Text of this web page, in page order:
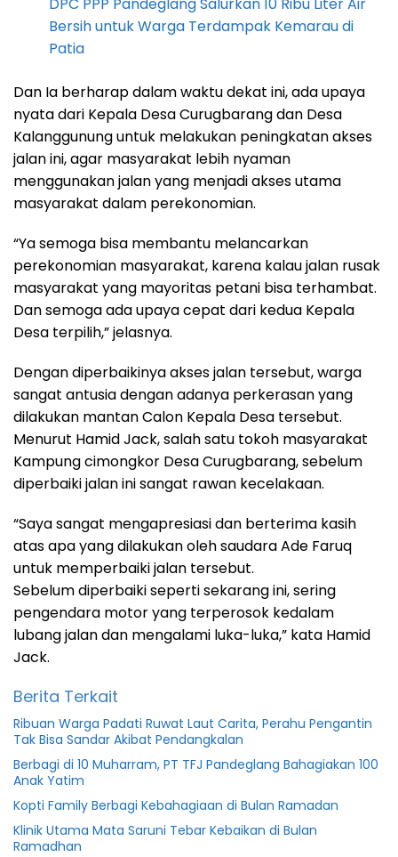
Bersih untuk Warga Terdampak Kemarau di
Patia
Dan Ia berharap dalam waktu dekat ini, ada upaya
nyata dari Kepala Desa Curugbarang dan Desa
Kalanggunung untuk melakukan peningkatan akses
jalan ini, agar masyarakat lebih nyaman
menggunakan jalan yang menjadi akses utama
masyarakat dalam perekonomian.
“Ya semoga bisa membantu melancarkan
perekonomian masyarakat, karena kalau jalan rusak
masyarakat yang mayoritas petani bisa terhambat.
Dan semoga ada upaya cepat dari kedua Kepala
Desa terpilih,” jelasnya.
Dengan diperbaikinya akses jalan tersebut, warga
sangat antusia dengan adanya perkerasan yang
dilakukan mantan Calon Kepala Desa tersebut.
Menurut Hamid Jack, salah satu tokoh masyarakat
Kampung cimongkor Desa Curugbarang, sebelum
diperbaiki jalan ini sangat rawan kecelakaan.
“Saya sangat mengapresiasi dan berterima kasih
atas apa yang dilakukan oleh saudara Ade Faruq
untuk memperbaiki jalan tersebut.
Sebelum diperbaiki seperti sekarang ini, sering
pengendara motor yang terperosok kedalam
lubang jalan dan mengalami luka-luka,” kata Hamid
Jack.
Berita Terkait
Ribuan Warga Padati Ruwat Laut Carita, Perahu Pengantin
Tak Bisa Sandar Akibat Pendangkalan
Berbagi di 10 Muharram, PT TFJ Pandeglang Bahagiakan 100
Anak Yatim
Kopti Family Berbagi Kebahagiaan di Bulan Ramadan
Klinik Utama Mata Saruni Tebar Kebaikan di Bulan
Ramadhan